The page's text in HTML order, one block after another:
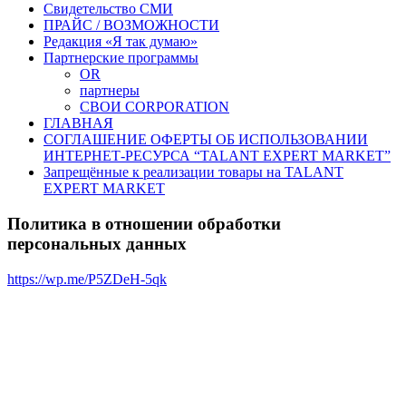
Свидетельство СМИ
ПРАЙС / ВОЗМОЖНОСТИ
Редакция «Я так думаю»
Партнерские программы
OR
партнеры
СВОИ CORPORATION
ГЛАВНАЯ
СОГЛАШЕНИЕ ОФЕРТЫ ОБ ИСПОЛЬЗОВАНИИ
ИНТЕРНЕТ-РЕСУРСА “TALANT EXPERT MARKET”
Запрещённые к реализации товары на TALANT
EXPERT MARKET
Политика в отношении обработки
персональных данных
https://wp.me/P5ZDeH-5qk